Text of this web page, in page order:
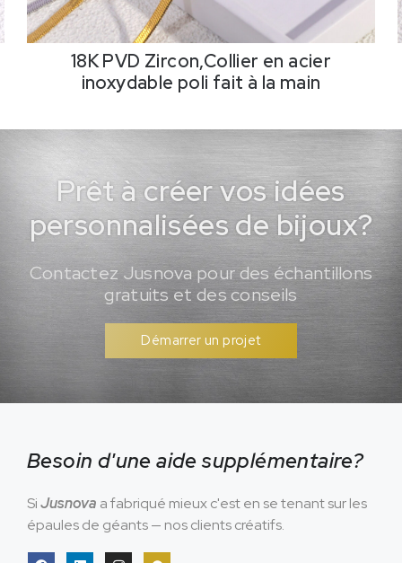
18K PVD Zircon,Collier en acier
inoxydable poli fait à la main
Prêt à créer vos idées
personnalisées de bijoux?
Contactez Jusnova pour des échantillons
gratuits et des conseils
Démarrer un projet
Besoin d'une aide supplémentaire?
SiJusnova a fabriqué mieux c'est en se tenant sur les
épaules de géants — nos clients créatifs.